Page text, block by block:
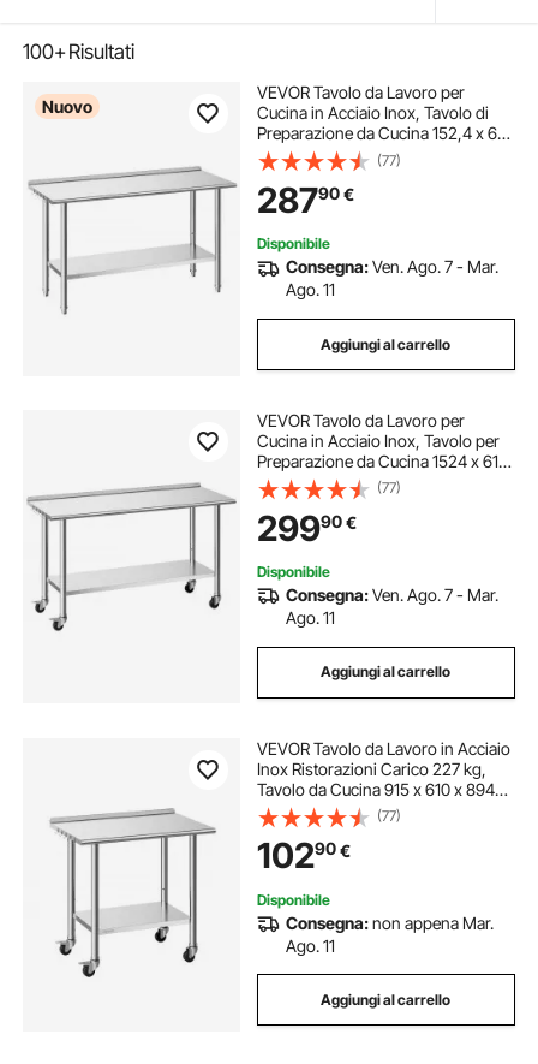
100+Risultati
Nuovo
VEVOR Tavolo da Lavoro per
Cucina in Acciaio Inox, Tavolo di
Preparazione da Cucina 152,4 x 61
cm Isola Centrale per Catering Bar
Hotel Ristorante Banchetti Banco da
2 Ripiani con Alzatina Senza Ruote
(77)
28790€
Disponibile
Consegna:Ven. Ago. 7 - Mar.
Ago. 11
Aggiungi al carrello
VEVOR Tavolo da Lavoro per
Cucina in Acciaio Inox, Tavolo per
Preparazione da Cucina 1524 x 610
x 894 mm con Ruote Alzatina 30
mm, Banco Preparazione Ripiano di
Base Portaoggetti, Ristorante, Hotel
(77)
29990€
Disponibile
Consegna:Ven. Ago. 7 - Mar.
Ago. 11
Aggiungi al carrello
VEVOR Tavolo da Lavoro in Acciaio
Inox Ristorazioni Carico 227 kg,
Tavolo da Cucina 915 x 610 x 894
mm con Ruote Alzatina da 30 mm,
Banco da Cucina per Preparazione
Ripiano Sotto 191 kg, Ristorante
(77)
10290€
Disponibile
Consegna:non appena Mar.
Ago. 11
Aggiungi al carrello